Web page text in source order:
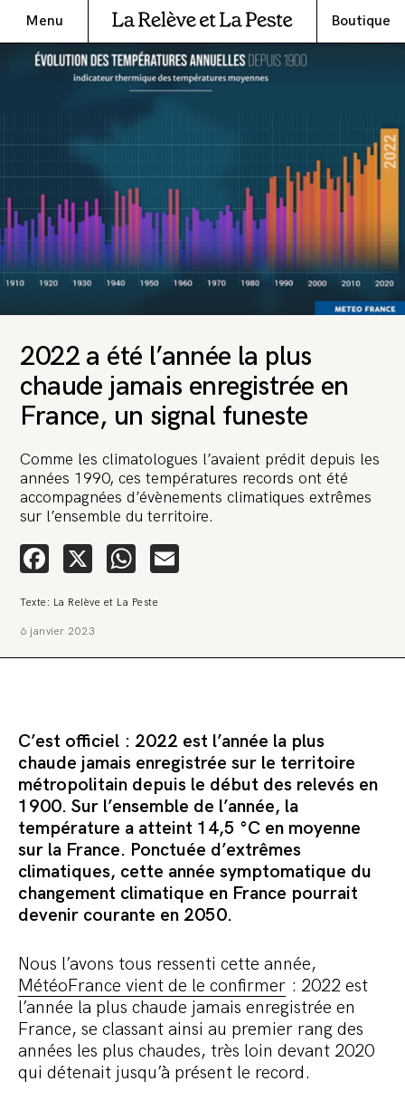
Menu Boutique
2022 a été l’année la plus
chaude jamais enregistrée en
France, un signal funeste
Comme les climatologues l’avaient prédit depuis les
années 1990, ces températures records ont été
accompagnées d’évènements climatiques extrêmes
sur l’ensemble du territoire.
Facebook
X WhatsApp
Texte: La Relève et La Peste
6 janvier 2023
C’est officiel : 2022 est l’année la plus
chaude jamais enregistrée sur le territoire
métropolitain depuis le début des relevés en
1900. Sur l’ensemble de l’année, la
température a atteint 14,5 °C en moyenne
sur la France. Ponctuée d’extrêmes
climatiques, cette année symptomatique du
changement climatique en France pourrait
devenir courante en 2050.
Nous l’avons tous ressenti cette année,
MétéoFrance vient de le confirmer : 2022 est
l’année la plus chaude jamais enregistrée en
France, se classant ainsi au premier rang des
années les plus chaudes, très loin devant 2020
qui détenait jusqu’à présent le record.
🚨 L’heure est grave. Une
multinationale tente d’anéantir La
🔥 Le groupe Pierre Fabre, qui pèse 3,2 milliards d’euros, nous
Une procédure bâillon. Notre tort ? Avoir voulu protéger
Continuer de lire l’article
Commander le pack